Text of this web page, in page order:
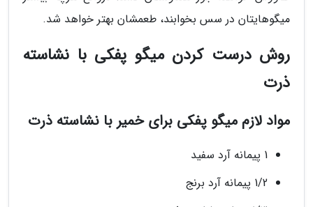
میگوهایتان در سس بخوابند، طعمشان بهتر خواهد شد.
روش درست کردن میگو پفکی با نشاسته
ذرت
مواد لازم میگو پفکی برای خمیر با نشاسته ذرت
1 پیمانه آرد سفید
1/2 پیمانه آرد برنج